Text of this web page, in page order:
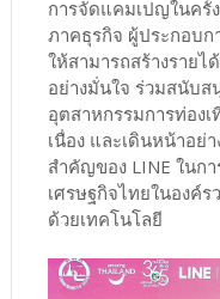
การจัดแคมเปญในครั้
ภาคธุรกิจ ผู้ประกอบก
ให้สามารถสร้างราย
อย่างมั่นใจ ร่วมสนับ
อุตสาหกรรมการท่อง
เนื่อง และเดินหน้าอย่
สำคัญของ LINE ในก
เศรษฐกิจไทยในองค์
ด้วยเทคโนโลยี